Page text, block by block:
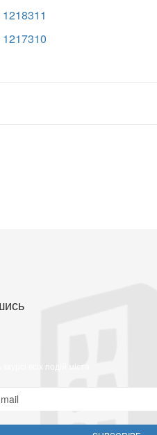
1218311
1217310
вкурсі всіх подій міста